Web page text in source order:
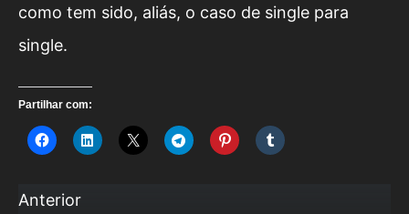
como tem sido, aliás, o caso de single para
single.
Partilhar com:
Anterior